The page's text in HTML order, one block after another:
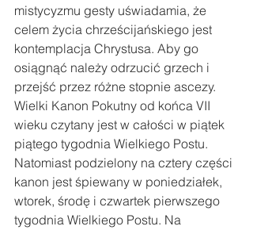
mistycyzmu gesty uświadamia, że
celem życia chrześcijańskiego jest
kontemplacja Chrystusa. Aby go
osiągnąć należy odrzucić grzech i
przejść przez różne stopnie ascezy.
Wielki Kanon Pokutny od końca VII
wieku czytany jest w całości w piątek
piątego tygodnia Wielkiego Postu.
Natomiast podzielony na cztery części
kanon jest śpiewany w poniedziałek,
wtorek, środę i czwartek pierwszego
tygodnia Wielkiego Postu. Na